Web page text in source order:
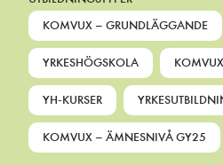
KOMVUX – GRUNDLÄGGANDE
YRKESHÖGSKOLA
YH-KURSER
KOMVUX – ÄMNESNIVÅ GY25